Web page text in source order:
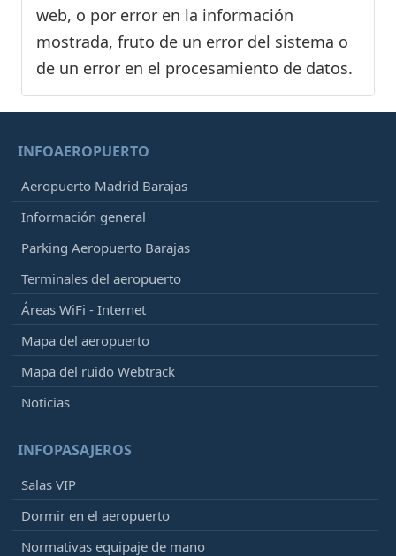
web, o por error en la información
mostrada, fruto de un error del sistema o
de un error en el procesamiento de datos.
INFOAEROPUERTO
Aeropuerto Madrid Barajas
Información general
Parking Aeropuerto Barajas
Terminales del aeropuerto
Áreas WiFi - Internet
Mapa del aeropuerto
Mapa del ruido Webtrack
Noticias
INFOPASAJEROS
Salas VIP
Dormir en el aeropuerto
Normativas equipaje de mano